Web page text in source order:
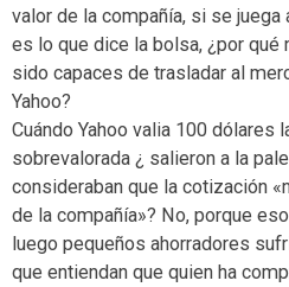
valor de la compañía, si se
es lo que dice la bolsa, ¿por qué
sido capaces de trasladar al
Yahoo?
Cuándo Yahoo valia 100 dólares
sobrevalorada ¿ salieron a la
consideraban que la cotización
de la compañía»? No, porque
luego pequeños ahorradores
que entiendan que quien ha